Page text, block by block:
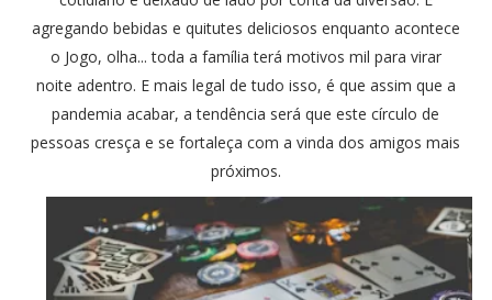
agregando bebidas e quitutes deliciosos enquanto acontece
o Jogo, olha... toda a família terá motivos mil para virar
noite adentro. E mais legal de tudo isso, é que assim que a
pandemia acabar, a tendência será que este círculo de
pessoas cresça e se fortaleça com a vinda dos amigos mais
próximos.